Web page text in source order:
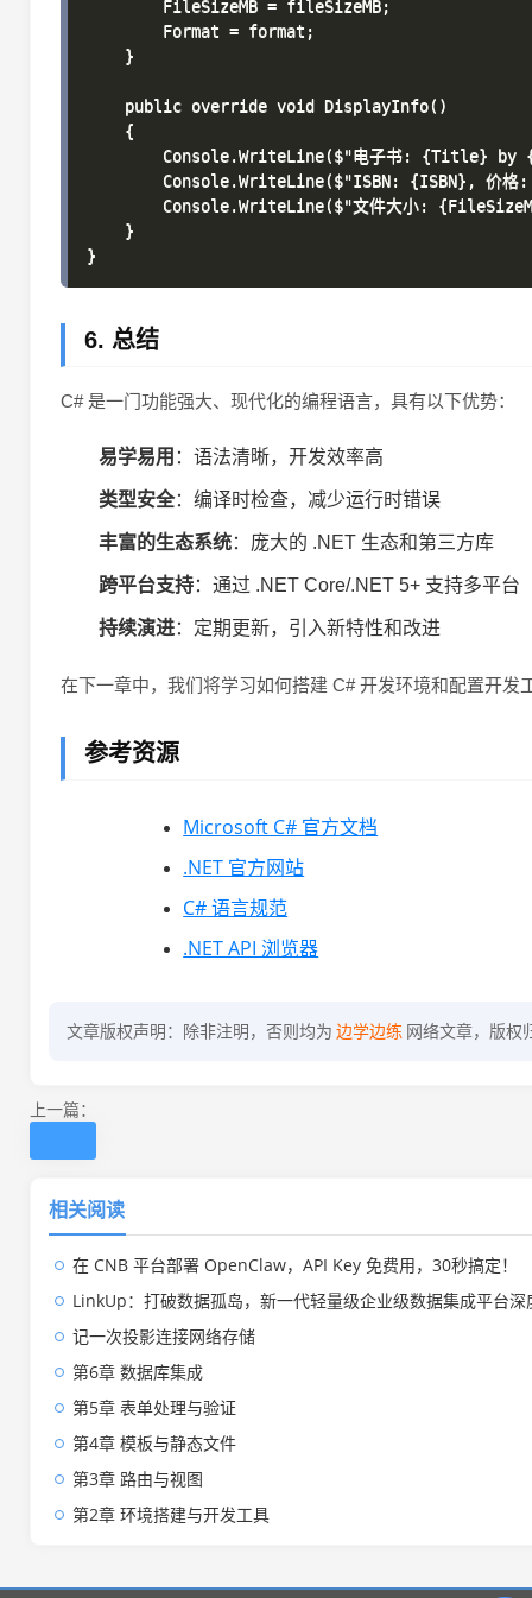
        FileSizeMB = fileSizeMB;
        Format = format;
    }
    public override void DisplayInfo()
    {
Console.WriteLine($"电子书: {Title} by
Console.WriteLine($"ISBN: {ISBN}, 价格
Console.WriteLine($"文件大小:
    }
6. 总结
C# 是一门功能强大、现代化的编程语言，具有以下优势：
易学易用 ：语法清晰，开发效率高
类型安全：编译时检查，减少运行时错误
丰富的生态系统：庞大的 .NET 生态和第三方库
跨平台支持：通过 .NET Core/.NET 5+ 支持多平台
持续演进：定期更新，引入新特性和改进
在下一章中，我们将学习如何搭建 C# 开发环境和配置开发
参考资源
Microsoft C# 官方文档
.NET 官方网站
C# 语言规范
.NET API 浏览器
文章版权声明：除非注明，否则均为 边学边练 网络文章，版权
上一篇：
相关阅读
在 CNB 平台部署 OpenClaw，API Key 免费用，30秒搞定！
LinkUp：打破数据孤岛，新一代轻量级企业级数据集成平台深
记一次投影连接网络存储
第6章 数据库集成
第5章 表单处理与验证
第4章 模板与静态文件
第3章 路由与视图
第2章 环境搭建与开发工具